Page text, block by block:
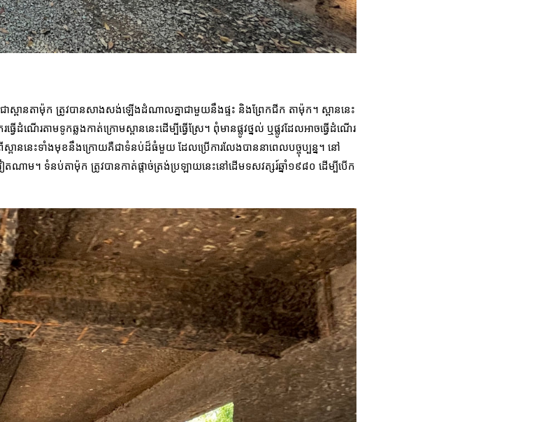
ជាស្ពានតាម៉ុក ត្រូវបានសាងសង់ឡើងដំណាលគ្នាជាមួយនឹងផ្ទះ និងព្រែកជីក តាម៉ុក។ ស្ពាននេះ
ណើរតាមទូកឆ្លងកាត់ក្រោមស្ពាននេះដើម្បីធ្វើស្រែ។ ពុំមានផ្លូវថ្នល់ ឬផ្លូវដែលអាចធ្វើដំណើរ
ាននេះទាំងមុខនឹងក្រោយគឺជាទំនប់ដ៏ធំមួយ ដែលប្រើការលែងបាននាពេលបច្ចុប្បន្ន។ នៅ
។ ទំនប់តាម៉ុក ត្រូវបានកាត់ផ្តាច់ត្រង់ប្រឡាយនេះនៅដើមទសវត្សរ៍ឆ្នាំ១៩៨០ ដើម្បីបើក